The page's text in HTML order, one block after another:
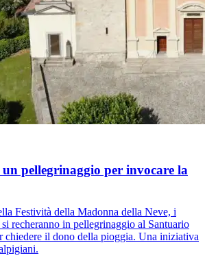
pellegrinaggio per invocare la
Festività della Madonna della Neve, i
recheranno in pellegrinaggio al Santuario
il dono della pioggia. Una iniziativa